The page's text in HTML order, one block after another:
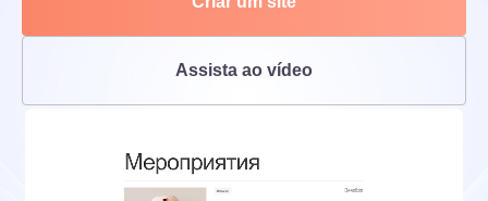
Assista ao vídeo